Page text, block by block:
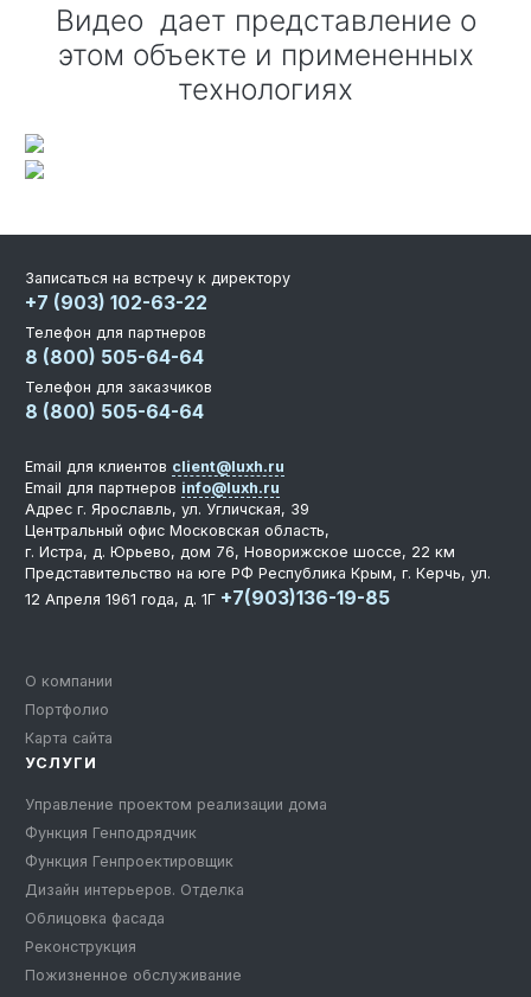
Видео дает представление о
этом объекте и примененных
технологиях
Записаться на встречу к директору
+7 (903) 102-63-22
Телефон для партнеров
8 (800) 505-64-64
Телефон для заказчиков
8 (800) 505-64-64
О компании
Портфолио
Карта сайта
УСЛУГИ
Управление проектом реализации дома
Функция Генподрядчик
Функция Генпроектировщик
Дизайн интерьеров. Отделка
Облицовка фасада
Реконструкция
Пожизненное обслуживание
Email для клиентов client@luxh.ru
Email для партнеров info@luxh.ru
Адрес г. Ярославль, ул. Угличская, 39
Центральный офис Московская область,
г. Истра, д. Юрьево, дом 76, Новорижское шоссе, 22 км
Представительство на юге РФ Республика Крым, г. Керчь, ул.
12 Апреля 1961 года, д. 1Г +7(903)136-19-85